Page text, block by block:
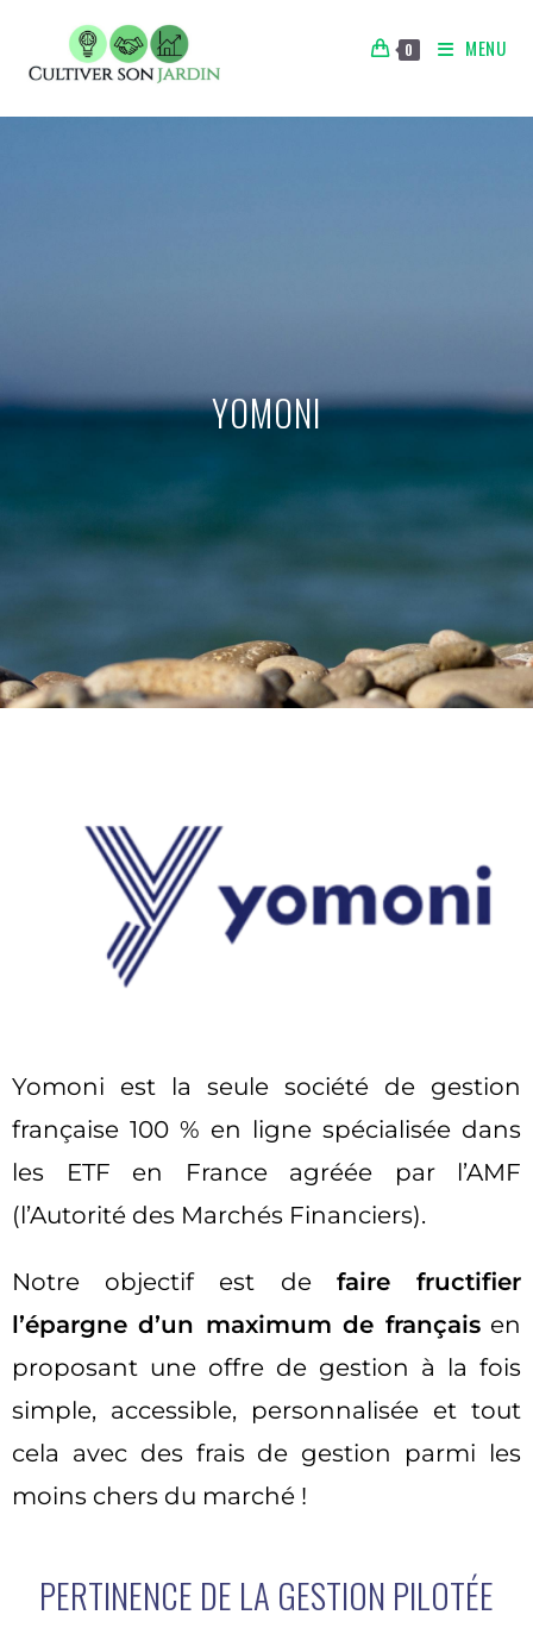
0 MENU
YOMONI
Yomoni est la seule société de gestion
française 100 % en ligne spécialisée dans
les ETF en France agréée par l’AMF
(l’Autorité des Marchés Financiers).
Notre objectif est de faire fructifier
l’épargne d’un maximum de françaisen
proposant une offre de gestion à la fois
simple, accessible, personnalisée et tout
cela avec des frais de gestion parmi les
moins chers du marché !
PERTINENCE DE LA GESTION PILOTÉE